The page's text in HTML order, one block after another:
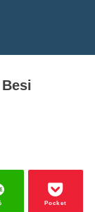
Besi
Pocket